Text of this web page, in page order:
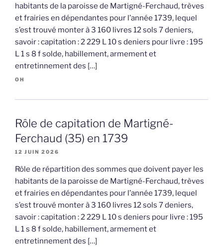
habitants de la paroisse de Martigné-Ferchaud, trèves
et frairies en dépendantes pour l’année 1739, lequel
s’est trouvé monter à 3 160 livres 12 sols 7 deniers,
savoir : capitation : 2 229 L 10 s deniers pour livre : 195
L 1 s 8 f solde, habillement, armement et
entretinnement des […]
OH
Rôle de capitation de Martigné-
Ferchaud (35) en 1739
12 JUIN 2026
Rôle de répartition des sommes que doivent payer les
habitants de la paroisse de Martigné-Ferchaud, trèves
et frairies en dépendantes pour l’année 1739, lequel
s’est trouvé monter à 3 160 livres 12 sols 7 deniers,
savoir : capitation : 2 229 L 10 s deniers pour livre : 195
L 1 s 8 f solde, habillement, armement et
entretinnement des […]